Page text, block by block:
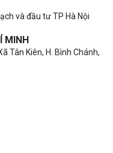
và đầu tư TP Hà Nội
MINH
Tân Kiên, H. Bình Chánh,